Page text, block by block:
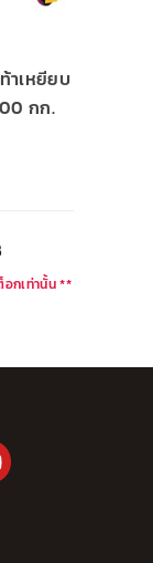
าเหยียบ
กก.
อกเท่านั้น **